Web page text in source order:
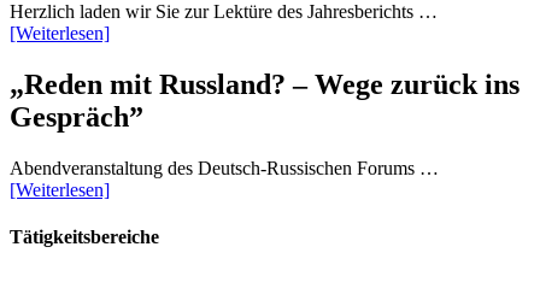
Herzlich laden wir Sie zur Lektüre des Jahresberichts …
[Weiterlesen]
„Reden mit Russland? – Wege zurück ins
Gespräch”
Abendveranstaltung des Deutsch-Russischen Forums …
[Weiterlesen]
Tätigkeitsbereiche